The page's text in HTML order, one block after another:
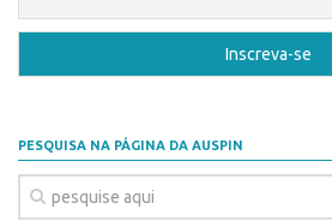
PESQUISA NA PÁGINA DA AUSPIN